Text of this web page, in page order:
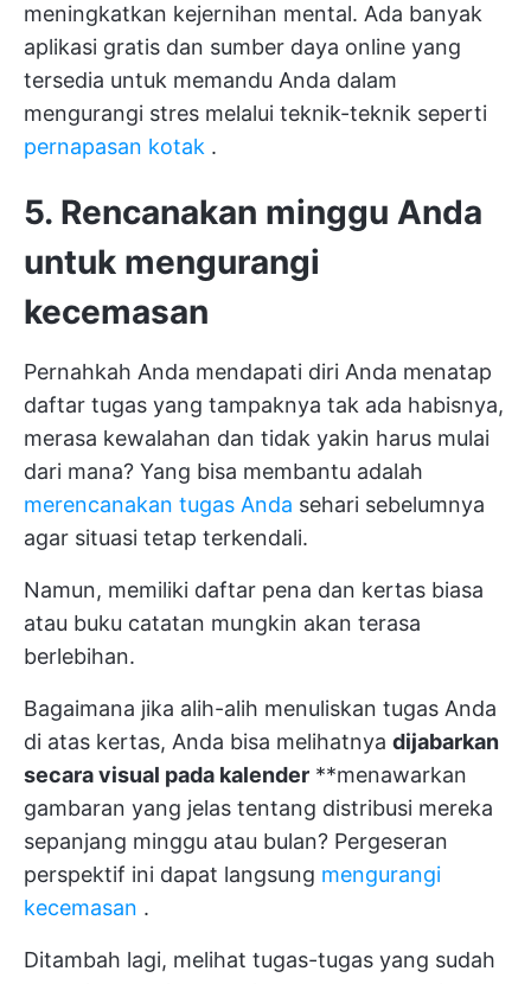
meningkatkan kejernihan mental. Ada banyak
aplikasi gratis dan sumber daya online yang
tersedia untuk memandu Anda dalam
mengurangi stres melalui teknik-teknik seperti
pernapasan kotak .
5. Rencanakan minggu Anda
untuk mengurangi
kecemasan
Pernahkah Anda mendapati diri Anda menatap
daftar tugas yang tampaknya tak ada habisnya,
merasa kewalahan dan tidak yakin harus mulai
dari mana? Yang bisa membantu adalah
merencanakan tugas Anda sehari sebelumnya
agar situasi tetap terkendali.
Namun, memiliki daftar pena dan kertas biasa
atau buku catatan mungkin akan terasa
berlebihan.
Bagaimana jika alih-alih menuliskan tugas Anda
di atas kertas, Anda bisa melihatnya dijabarkan
secara visual pada kalender **menawarkan
gambaran yang jelas tentang distribusi mereka
sepanjang minggu atau bulan? Pergeseran
perspektif ini dapat langsung mengurangi
kecemasan .
Ditambah lagi, melihat tugas-tugas yang sudah